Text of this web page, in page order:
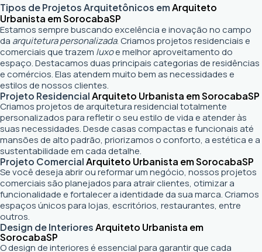
Tipos de Projetos Arquitetônicos emArquiteto
Urbanista em SorocabaSP
Estamos sempre buscando excelência e inovação no campo
da arquitetura personalizada. Criamos projetos residenciais e
comerciais que trazem luxoe melhor aproveitamento do
espaço. Destacamos duas principais categorias de residências
e comércios. Elas atendem muito bem as necessidades e
estilos de nossos clientes.
Projeto ResidencialArquiteto Urbanista em SorocabaSP
Criamos projetos de arquitetura residencial totalmente
personalizados para refletir o seu estilo de vida e atender às
suas necessidades. Desde casas compactas e funcionais até
mansões de alto padrão, priorizamos o conforto, a estética e a
sustentabilidade em cada detalhe.
Projeto ComercialArquiteto Urbanista em SorocabaSP
Se você deseja abrir ou reformar um negócio, nossos projetos
comerciais são planejados para atrair clientes, otimizar a
funcionalidade e fortalecer a identidade da sua marca. Criamos
espaços únicos para lojas, escritórios, restaurantes, entre
outros.
Design de InterioresArquiteto Urbanista em
SorocabaSP
O design de interiores é essencial para garantir que cada